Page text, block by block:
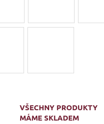
VŠECHNY PRODUKTY
MÁME SKLADEM